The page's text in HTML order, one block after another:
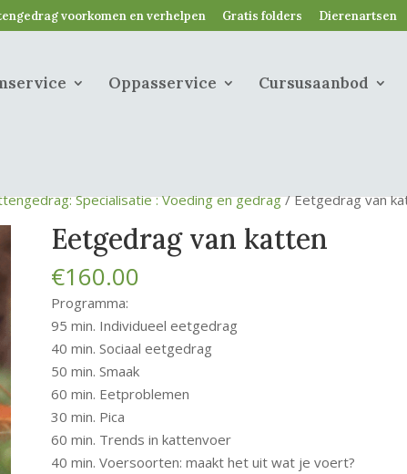
voorkomen en verhelpen Gratis folders Dierenartsen
Oppasservice Cursusaanbod
Specialisatie : Voeding en gedrag/ Eetgedrag van
Eetgedrag van katten
€160.00
Programma:
95 min. Individueel eetgedrag
40 min. Sociaal eetgedrag
50 min. Smaak
60 min. Eetproblemen
30 min. Pica
60 min. Trends in kattenvoer
40 min. Voersoorten: maakt het uit wat je voert?